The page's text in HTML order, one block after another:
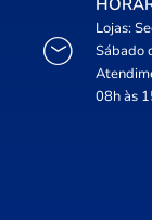
Lojas:
Sábado
08h às